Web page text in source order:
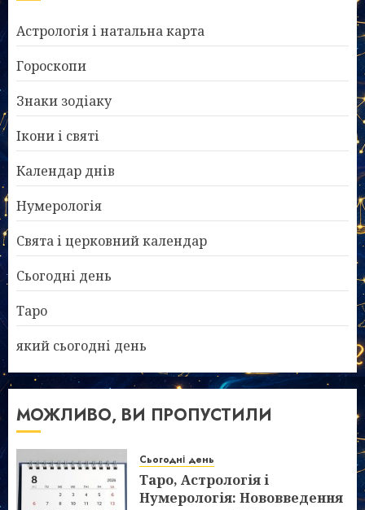
Астрологія і натальна карта
Гороскопи
Знаки зодіаку
Ікони і святі
Календар днів
Нумерологія
Свята і церковний календар
Сьогодні день
Таро
який сьогодні день
МОЖЛИВО, ВИ ПРОПУСТИЛИ
Сьогодні день
Таро, Астрологія і
Нумерологія: Нововведення